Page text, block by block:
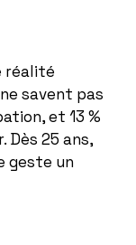
réalité
savent pas
et 13 %
Dès 25 ans,
geste un